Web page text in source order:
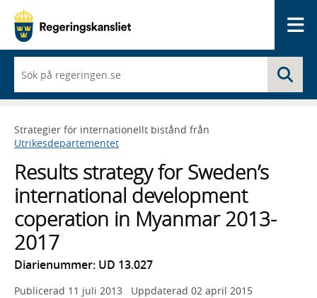
du
börjar
skriva
framträder
en
med
sökförslag
Strategier för internationellt bistånd från
Utrikesdepartementet
Results strategy for Sweden’s
international development
coperation in Myanmar 2013-
2017
Diarienummer: UD 13.027
Publicerad 11 juli 2013 Uppdaterad 02 april 2015